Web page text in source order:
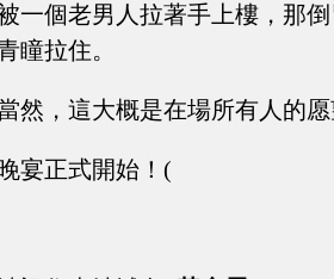
一個老男人拉著手上樓，那
瞳拉住。
然，這大概是在場所有人的
宴正式開始！(